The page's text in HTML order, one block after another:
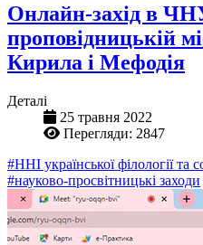
Онлайн-захід в
проповідницькій
Кирила і Мефодія
Деталі
25 травня 2022
Перегляди: 2847
#ННІ української філології та
#науково-просвітницькі заходи